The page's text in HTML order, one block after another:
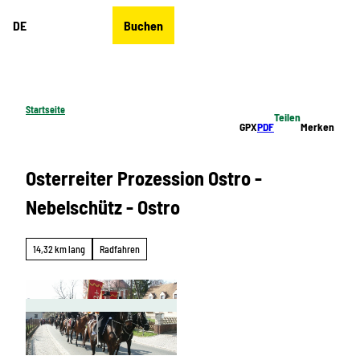
DE Buchen
Startseite
GPXPDF
Teilen
Merken
Osterreiter Prozession Ostro -
Nebelschütz - Ostro
14,32 km lang Radfahren